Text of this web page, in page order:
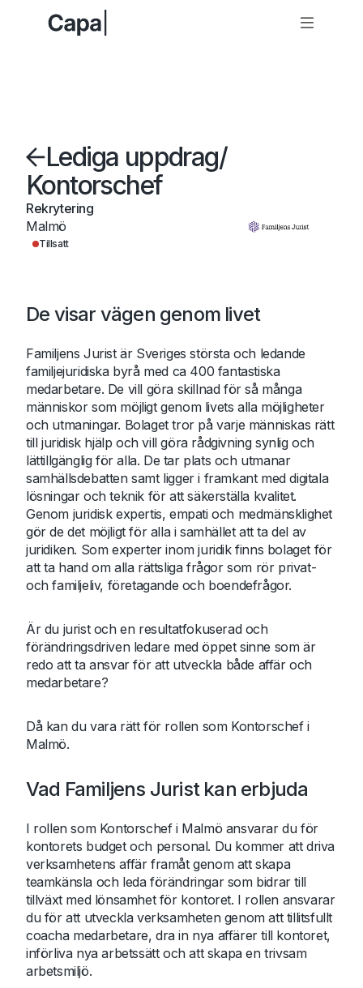
Lediga uppdrag/
Kontorschef
Rekrytering
Malmö
Tillsatt
De visar vägen genom livet ‍
Familjens Jurist är Sveriges största och ledande
familjejuridiska byrå med ca 400 fantastiska
medarbetare. De vill göra skillnad för så många
människor som möjligt genom livets alla möjligheter
och utmaningar. Bolaget tror på varje människas rätt
till juridisk hjälp och vill göra rådgivning synlig och
lättillgänglig för alla. De tar plats och utmanar
samhällsdebatten samt ligger i framkant med digitala
lösningar och teknik för att säkerställa kvalitet.
Genom juridisk expertis, empati och medmänsklighet
gör de det möjligt för alla i samhället att ta del av
juridiken. Som experter inom juridik finns bolaget för
att ta hand om alla rättsliga frågor som rör privat-
och familjeliv, företagande och boendefrågor.
Är du jurist och en resultatfokuserad och
förändringsdriven ledare med öppet sinne som är
redo att ta ansvar för att utveckla både affär och
medarbetare?
Då kan du vara rätt för rollen som Kontorschef i
Malmö.
Vad Familjens Jurist kan erbjuda
I rollen som Kontorschef i Malmö ansvarar du för
kontorets budget och personal. Du kommer att driva
verksamhetens affär framåt genom att skapa
teamkänsla och leda förändringar som bidrar till
tillväxt med lönsamhet för kontoret. I rollen ansvarar
du för att utveckla verksamheten genom att tillitsfullt
coacha medarbetare, dra in nya affärer till kontoret,
införliva nya arbetssätt och att skapa en trivsam
arbetsmiljö.